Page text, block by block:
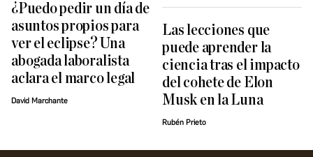
¿Puedo pedir un día de
asuntos propios para
ver el eclipse? Una
abogada laboralista
aclara el marco legal
David Marchante
Las lecciones que
puede aprender la
ciencia tras el impacto
del cohete de Elon
Musk en la Luna
Rubén Prieto